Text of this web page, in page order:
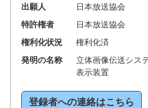
出願人
日本放送協会
特許権者
日本放送協会
権利化状況
権利化済
発明の名称
立体画像伝送シス
表示装置
登録者への連絡はこちら